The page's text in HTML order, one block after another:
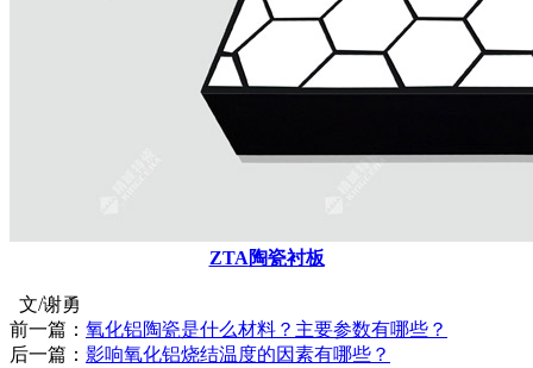
ZTA陶瓷衬板
文/谢勇
前一篇： 氧化铝陶瓷是什么材料？主要参数有哪些？
后一篇： 影响氧化铝烧结温度的因素有哪些？